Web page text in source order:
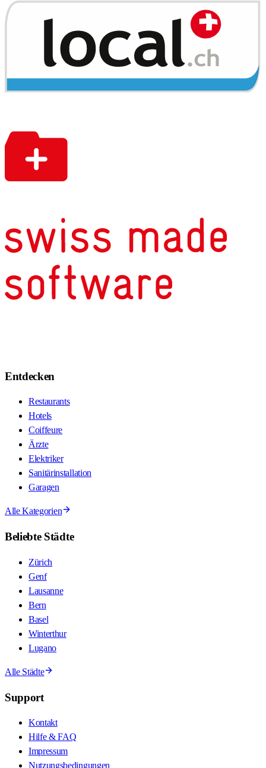
Entdecken
Restaurants
Hotels
Coiffeure
Ärzte
Elektriker
Sanitärinstallation
Garagen
Alle Kategorien
Beliebte Städte
Zürich
Genf
Lausanne
Bern
Basel
Winterthur
Lugano
Alle Städte
Support
Kontakt
Hilfe & FAQ
Impressum
Nutzungsbedingungen